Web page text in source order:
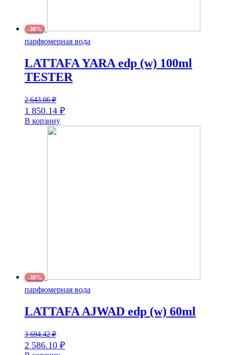
-30%
парфюмерная вода
LATTAFA YARA edp (w) 100ml
TESTER
2 643.06₽
1 850.14 ₽
В корзину
-30%
парфюмерная вода
LATTAFA AJWAD edp (w) 60ml
3 694.42₽
2 586.10 ₽